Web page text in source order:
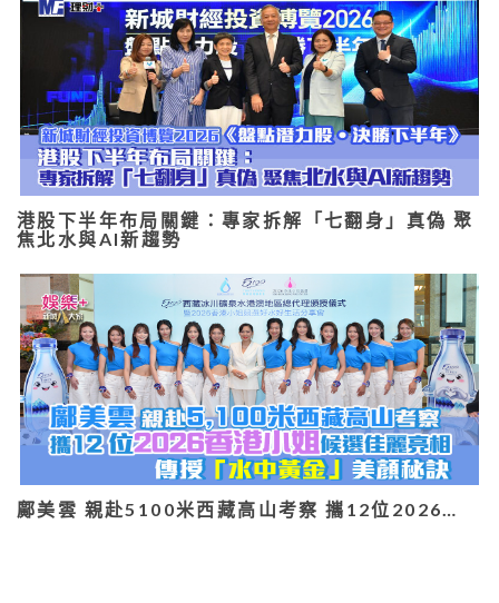
港股下半年布局關鍵：專家拆解「七翻身」真偽 聚
焦北水與AI新趨勢
鄺美雲 親赴5100米西藏高山考察 攜12位2026…